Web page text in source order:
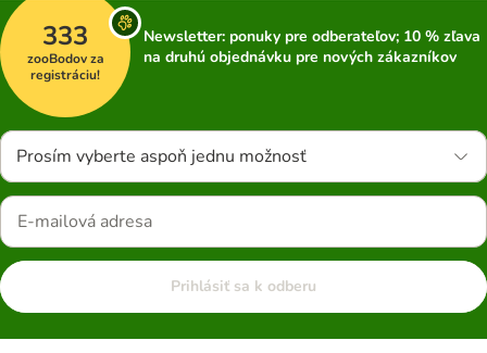
333
zooBodov za
registráciu!
Newsletter: ponuky pre odberateľov; 10 % zľava
na druhú objednávku pre nových zákazníkov
Prosím vyberte aspoň jednu možnosť
Prihlásiť sa k odberu